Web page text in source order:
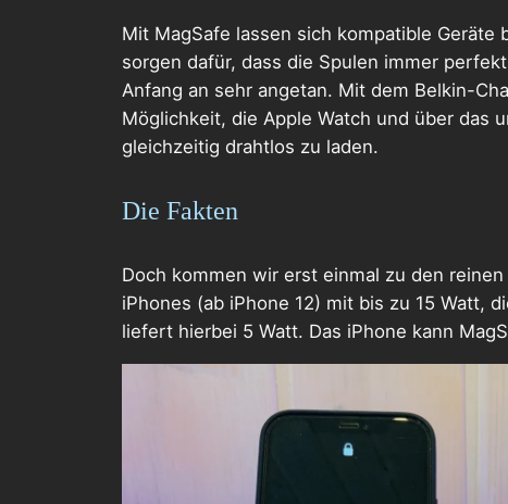
Mit MagSafe lassen sich kompatible
sorgen dafür, dass die Spulen immer
Anfang an sehr angetan. Mit dem Belkin-
Möglichkeit, die Apple Watch und über das
gleichzeitig drahtlos zu laden.
Die Fakten
Doch kommen wir erst einmal zu den
iPhones (ab iPhone 12) mit bis zu 15 Watt,
liefert hierbei 5 Watt. Das iPhone kann